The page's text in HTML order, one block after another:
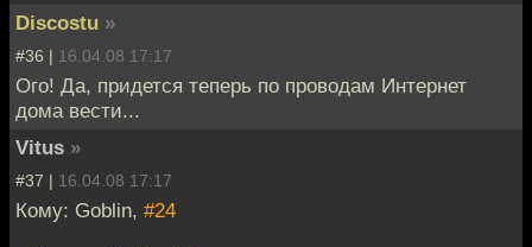
Discostu »
#36 | 16.04.08 17:17
Ого! Да, придется теперь по проводам Интернет
дома вести...
Vitus »
#37 | 16.04.08 17:17
Кому: Goblin, #24